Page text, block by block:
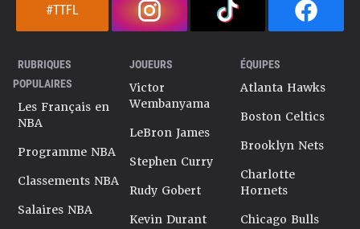
#TTFL
RUBRIQUES
POPULAIRES
Les Français en
NBA
Programme NBA
Classements NBA
Salaires NBA
JOUEURS
Victor
Wembanyama
LeBron James
Stephen Curry
Rudy Gobert
Kevin Durant
ÉQUIPES
Atlanta Hawks
Boston Celtics
Brooklyn Nets
Charlotte
Hornets
Chicago Bulls